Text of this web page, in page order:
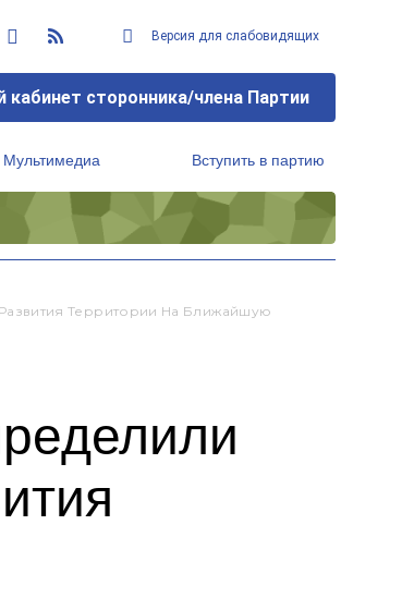
Версия для слабовидящих
кабинет сторонника/члена Партии
Мультимедиа Вступить в партию
Территории На Ближайшую